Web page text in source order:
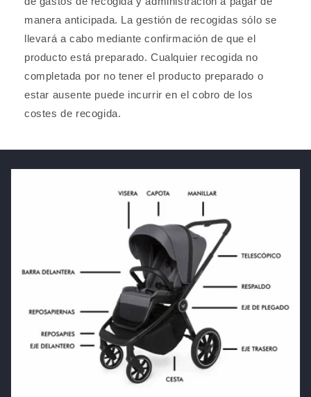
manera anticipada. La gestión de recogidas sólo se
llevará a cabo mediante confirmación de que el
producto está preparado. Cualquier recogida no
completada por no tener el producto preparado o
estar ausente puede incurrir en el cobro de los
costes de recogida.